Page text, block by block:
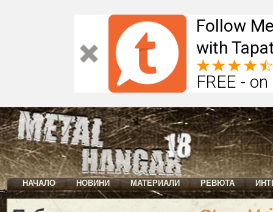
Follow
with
FREE -
НАЧАЛО НОВИНИ МАТЕРИАЛИ РЕВЮТА